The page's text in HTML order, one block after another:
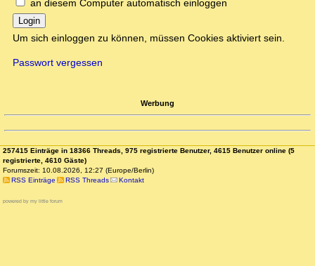
an diesem Computer automatisch einloggen
Login
Um sich einloggen zu können, müssen Cookies aktiviert sein.
Passwort vergessen
Werbung
257415 Einträge in 18366 Threads, 975 registrierte Benutzer, 4615 Benutzer online (5
registrierte, 4610 Gäste)
Forumszeit: 10.08.2026, 12:27 (Europe/Berlin)
RSS Einträge
RSS Threads Kontakt
powered by my little forum